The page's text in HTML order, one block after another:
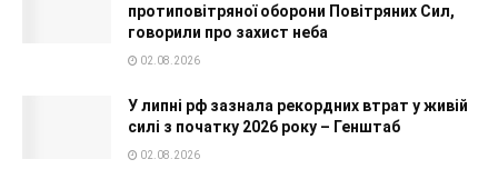
протиповітряної оборони Повітряних Сил,
говорили про захист неба
02.08.2026
У липні рф зазнала рекордних втрат у живій
силі з початку 2026 року – Генштаб
02.08.2026